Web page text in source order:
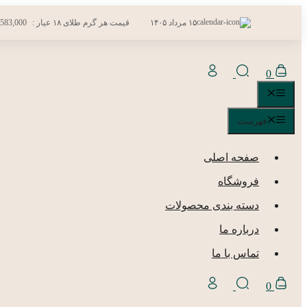
۱۵ مرداد ۱۴۰۵ قیمت هر گرم طلای ۱۸ عیار :
0
فهرست
صفحه اصلی
فروشگاه
دسته بندی محصولات
درباره ما
تماس با ما
0